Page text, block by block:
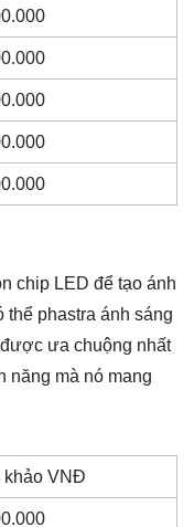
chip LED để tạo ánh
thể phastra ánh sáng
ưa chuộng nhất
năng mà nó mang
khảo VNĐ